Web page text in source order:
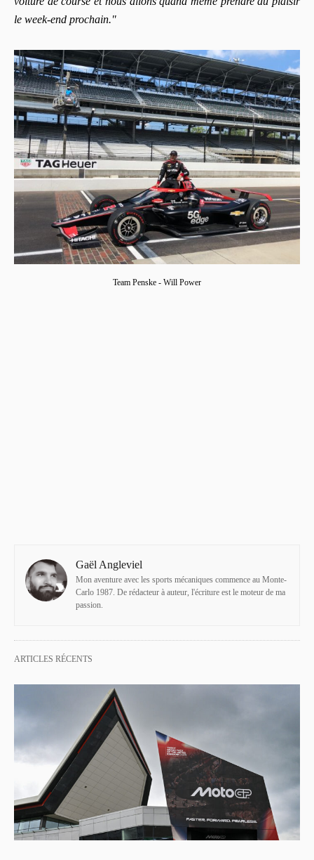
le week-end prochain."
Team Penske - Will Power
Gaël Angleviel
Mon aventure avec les sports mécaniques commence au Monte-
Carlo 1987. De rédacteur à auteur, l'écriture est le moteur de ma
passion.
ARTICLES RÉCENTS